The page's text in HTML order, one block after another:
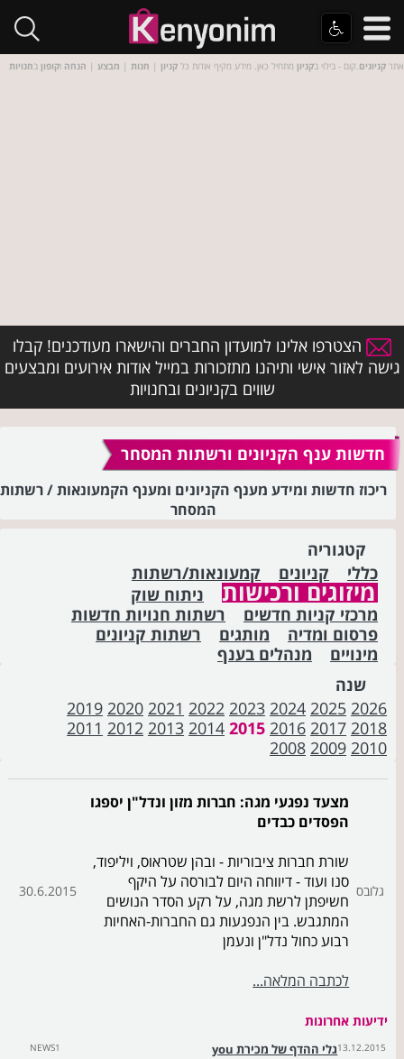
אתר קניונים.קום - בילוי בקניון מתחיל כאן. מידע מקיף אודות כל קניון | חנות | מבצע | הנחה וקופון בחנויות
הצטרפו אלינו למועדון החברים והישארו מעודכנים! קבלו
גישה לאזור אישי ותיהנו מתזכורות במייל אודות אירועים ומבצעים
שווים בקניונים ובחנויות
חדשות ענף הקניונים ורשתות המסחר
ריכוז חדשות ומידע מענף הקניונים ומענף הקמעונאות / רשתות
המסחר
קטגוריה
כללי
קניונים קמעונאות/רשתות
מיזוגים ורכישות
ניתוח שוק
מרכזי קניות חדשים
רשתות חנויות חדשות
פרסום ומדיה
מותגים
רשתות קניונים
מינויים
מנהלים בענף
שנה
2026
2025
2024
2023
2022
2021
2020
2019
2018
2017
2016
2015
2014
2013
2012
2011
2010
2009
2008
גלובס
מצעד נפגעי מגה: חברות מזון ונדל"ן יספגו
הפסדים כבדים
שורת חברות ציבוריות - ובהן שטראוס, ויליפוד,
סנו ועוד - דיווחה היום לבורסה על היקף
חשיפתן לרשת מגה, על רקע הסדר הנושים
המתגבש. בין הנפגעות גם החברות-האחיות
רבוע כחול נדל"ן ונעמן
לכתבה המלאה...
30.6.2015
ידיעות אחרונות
13.12.2015גלי ההדף של מכירת you NEWS1